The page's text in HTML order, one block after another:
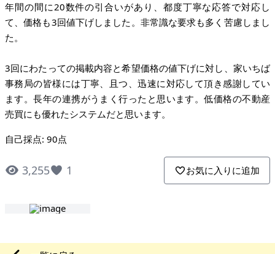
年間の間に20数件の引合いがあり、都度丁寧な応答で対応し
て、価格も3回値下げしました。非常識な要求も多く苦慮しまし
た。
3回にわたっての掲載内容と希望価格の値下げに対し、家いちば
事務局の皆様には丁寧、且つ、迅速に対応して頂き感謝してい
ます。長年の連携がうまく行ったと思います。低価格の不動産
売買にも優れたシステムだと思います。
自己採点: 90点
3,255 1 お気に入りに追加